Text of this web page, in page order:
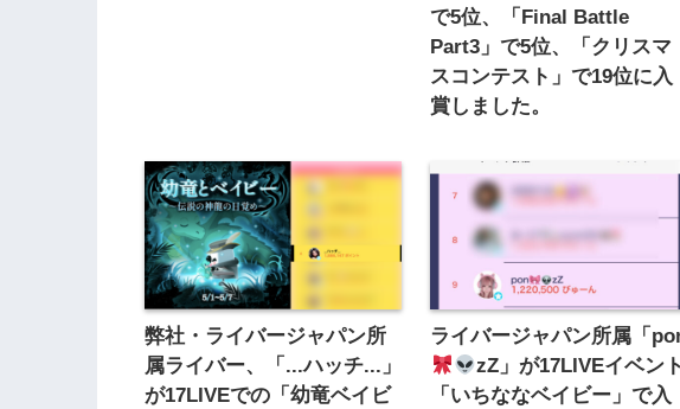
で5位、「Final Battle
Part3」で5位、「クリスマ
スコンテスト」で19位に入
賞しました。
弊社・ライバージャパン所
属ライバー、「...ハッチ...‬」
が17LIVEでの「幼竜ベイビ
ライバージャパン所属「
zZ」が17LIVEイベント
「いちななベイビー」で入